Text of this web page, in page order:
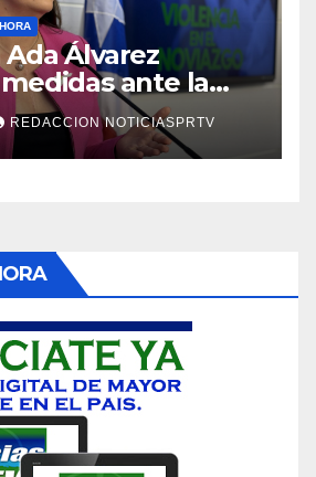
Álvarez
ante la
el noviazgo
REDACCION NOTICIASPRTV